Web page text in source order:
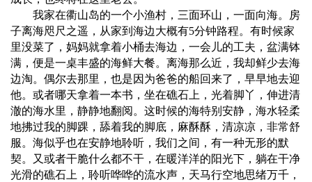
我家在衢山岛的一个小渔村，三面环山，一面向海。房
子离海咫尺之遥，从家到海边大概有5分钟路程。有时候家
里没菜了，妈妈就拿着小桶去海边，一会儿的工夫，盆满钵
满，便是一桌丰盛的海鲜大餐。离海那么近，我却鲜少去海
边淘。偶尔去那里，也是因为爸爸的船回来了，早早地去迎
他。或者哪天拿着一本书，坐在礁石上，光着脚丫，伸进清
澈的海水里，静静地翻阅。这时候的海特别安静，海水轻柔
地拂过我的脚踝，舔着我的脚底，麻酥酥，清凉凉，非常舒
服。海似乎也在安静地聆听，我们之间，有一种无形的默
契。又或者干脆什么都不干，在暖洋洋的阳光下，躺在干净
光滑的礁石上，聆听哗哗的流水声，天马行空地思绪万千，